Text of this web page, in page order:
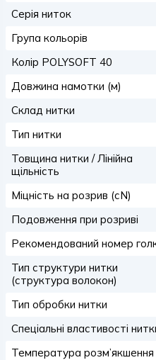
Серія ниток
Група кольорів
Колір POLYSOFT 40
Довжина намотки (м)
Склад нитки
Тип нитки
Товщина нитки / Лінійна
щільність
Міцність на розрив (сN)
Подовження при розриві
Рекомендований номер
Тип структури нитки
(структура волокон)
Тип обробки нитки
Спеціальні властивості
Температура розм’якшення